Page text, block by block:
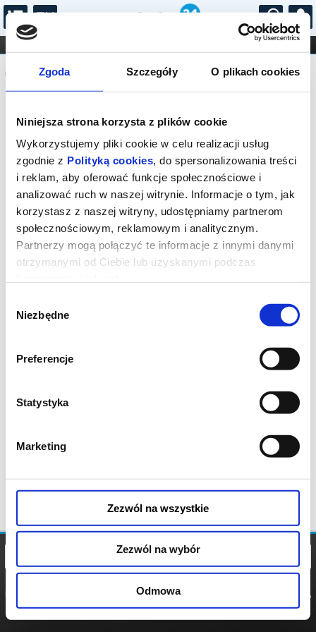
Zgoda Szczegóły O plikach cookies
Niniejsza strona korzysta z plików cookie
Wykorzystujemy pliki cookie w celu realizacji usług
zgodnie z Polityką cookies, do spersonalizowania treści
i reklam, aby oferować funkcje społecznościowe i
analizować ruch w naszej witrynie. Informacje o tym, jak
korzystasz z naszej witryny, udostępniamy partnerom
społecznościowym, reklamowym i analitycznym.
Partnerzy mogą połączyć te informacje z innymi danymi
otrzymanymi od Ciebie lub uzyskanymi podczas
zgody
Niezbędne
Preferencje
Statystyka
Marketing
Zezwól na wszystkie
Zezwól na wybór
Odmowa
...
FILHARMONIA OPERA I BALET
STAND-UP
DLA DZIECI
Komunikat
Sprzedaż biletów on-line na wydarzenie
została zakończona.
POLITYKA
POLITYKA